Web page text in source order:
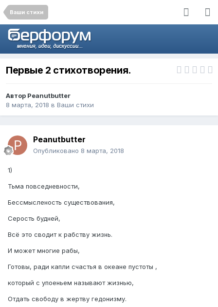
Ваши стихи
Первые 2 стихотворения.
Автор Peanutbutter
8 марта, 2018 в Ваши стихи
Peanutbutter
Опубликовано 8 марта, 2018
1)
Тьма повседневности,
Бессмысленость существования,
Серость будней,
Всё это сводит к рабству жизнь.
И может многие рабы,
Готовы, ради капли счастья в океане пустоты ,
который с упоеньем называют жизнью,
Отдать свободу в жертву гедонизму.